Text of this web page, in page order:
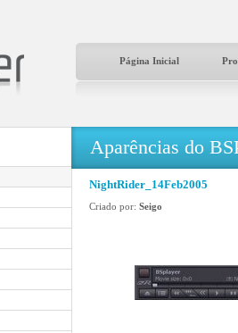
Página Inicial
Aparências do
NightRider_14Feb2005
Criado por: Seigo